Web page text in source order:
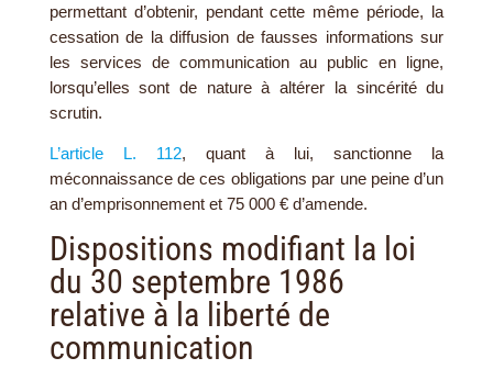
permettant d’obtenir, pendant cette même période, la
cessation de la diffusion de fausses informations sur
les services de communication au public en ligne,
lorsqu’elles sont de nature à altérer la sincérité du
scrutin.
L’article L. 112, quant à lui, sanctionne la
méconnaissance de ces obligations par une peine d’un
an d’emprisonnement et 75 000 € d’amende.
Dispositions modifiant la loi
du 30 septembre 1986
relative à la liberté de
communication